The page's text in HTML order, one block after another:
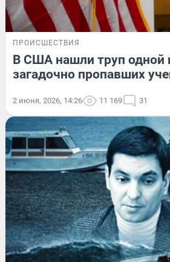
ПРОИСШЕСТВИЯ
В США нашли труп одной
загадочно пропавших
2 июня, 2026, 14:26 11 169 31